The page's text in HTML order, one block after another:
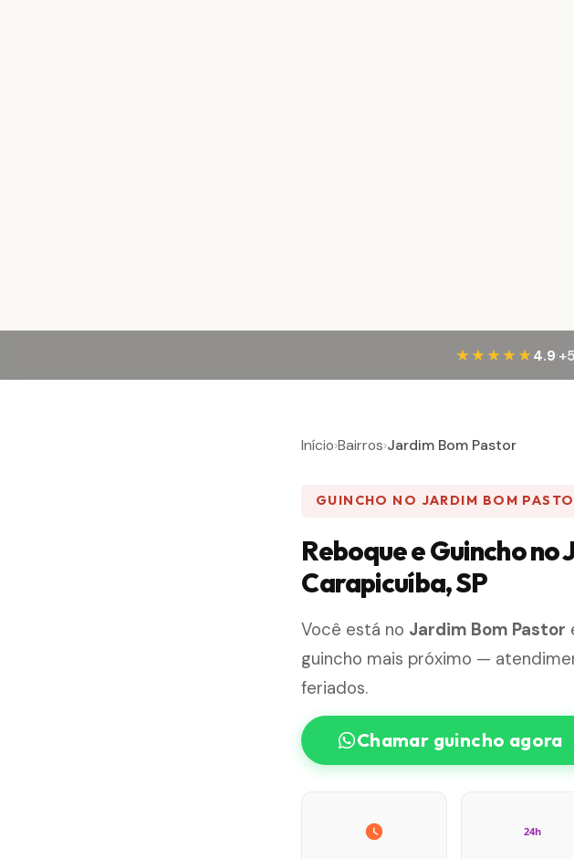
★★★★★ 4.9·
Início›Bairros›Jardim Bom Pastor
GUINCHO NO JARDIM BOM
Reboque e Guincho
Carapicuíba, SP
Você está no Jardim Bom Pastor
guincho mais próximo —
feriados.
Chamar guincho agora
24h